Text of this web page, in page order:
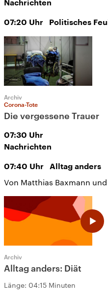
Nachrichten
07:20 Uhr Politisches
Archiv
Corona-Tote
Die vergessene Trauer
07:30 Uhr
Nachrichten
07:40 Uhr Alltag anders
Von Matthias Baxmann
Archiv
Alltag anders: Diät
Länge: 04:15 Minuten